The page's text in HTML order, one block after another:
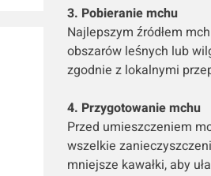
3. Pobieranie mchu
Najlepszym źródłem
obszarów leśnych lub
zgodnie z lokalnymi
4. Przygotowanie mchu
Przed umieszczeniem
wszelkie
mniejsze kawałki, aby